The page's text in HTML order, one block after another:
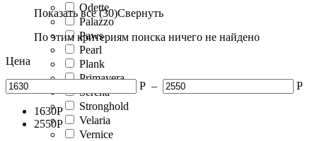
Odette
Palazzo
Paws
Pearl
Plank
Primavera
Serena
Stronghold
Velaria
Vernice
Показать все (30)Свернуть
По этим критериям поиска ничего не найдено
Цена
Р – Р
1630Р
2550Р